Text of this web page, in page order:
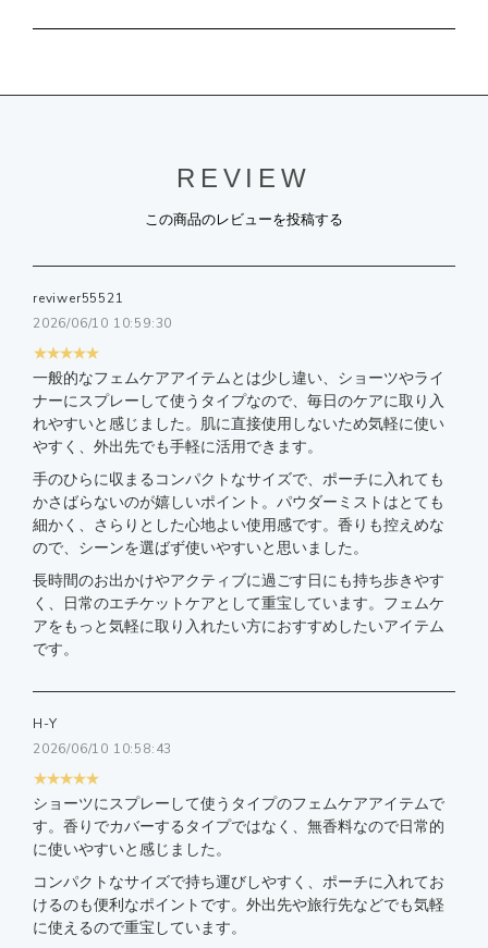
REVIEW
この商品のレビューを投稿する
reviwer55521
2026/06/10 10:59:30
★★★★★
一般的なフェムケアアイテムとは少し違い、ショーツやライ
ナーにスプレーして使うタイプなので、毎日のケアに取り入
れやすいと感じました。肌に直接使用しないため気軽に使い
やすく、外出先でも手軽に活用できます。
手のひらに収まるコンパクトなサイズで、ポーチに入れても
かさばらないのが嬉しいポイント。パウダーミストはとても
細かく、さらりとした心地よい使用感です。香りも控えめな
ので、シーンを選ばず使いやすいと思いました。
長時間のお出かけやアクティブに過ごす日にも持ち歩きやす
く、日常のエチケットケアとして重宝しています。フェムケ
アをもっと気軽に取り入れたい方におすすめしたいアイテム
です。
H-Y
2026/06/10 10:58:43
★★★★★
ショーツにスプレーして使うタイプのフェムケアアイテムで
す。香りでカバーするタイプではなく、無香料なので日常的
に使いやすいと感じました。
コンパクトなサイズで持ち運びしやすく、ポーチに入れてお
けるのも便利なポイントです。外出先や旅行先などでも気軽
に使えるので重宝しています。